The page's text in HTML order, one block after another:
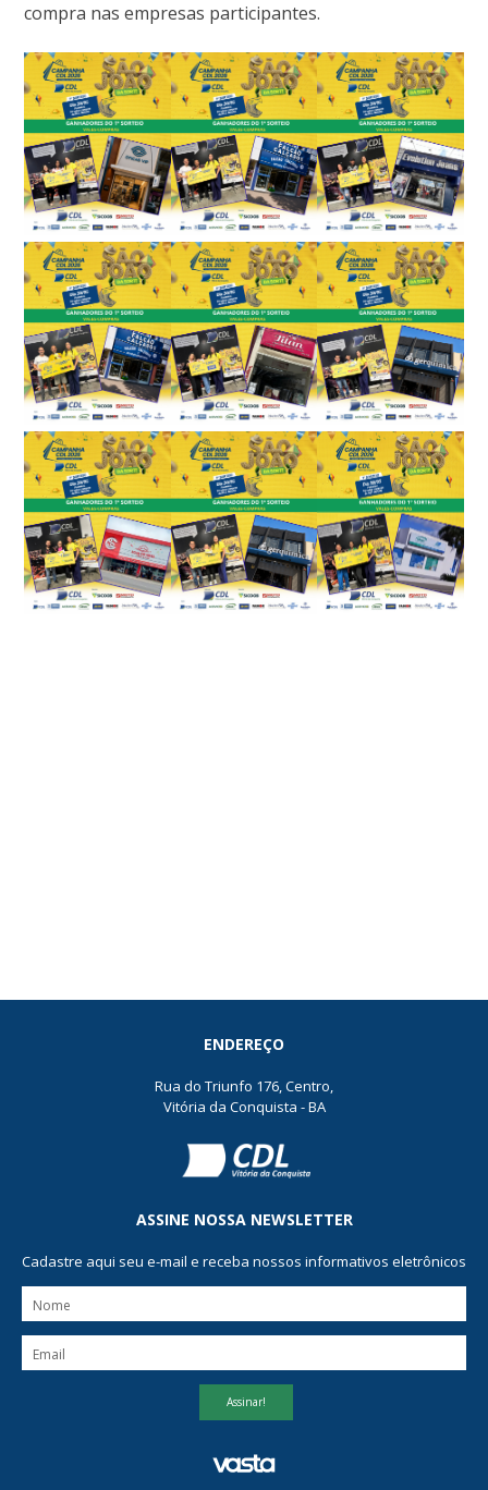
compra nas empresas participantes.
ENDEREÇO
Rua do Triunfo 176, Centro,
Vitória da Conquista - BA
ASSINE NOSSA NEWSLETTER
Cadastre aqui seu e-mail e receba nossos informativos eletrônicos